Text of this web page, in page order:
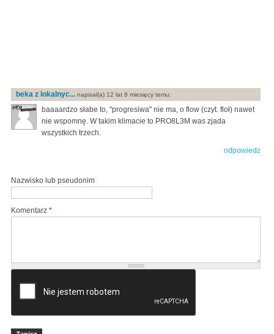
beka z lokalnyc... napisal(a) 12 lat 8 miesięcy temu:
baaaardzo słabe to, "progresiwa" nie ma, o flow (czyt. floł) nawet
nie wspomnę. W takim klimacie to PRO8L3M was zjada
wszystkich trzech.
odpowiedz
Nazwisko lub pseudonim
Komentarz *